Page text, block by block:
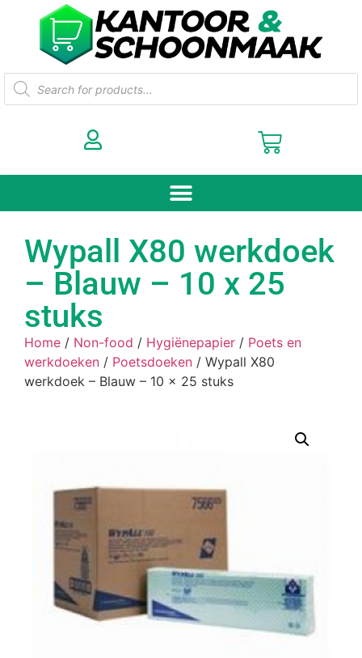
Wypall X80 werkdoek
– Blauw – 10 x 25
stuks
Home / Non-food / Hygiënepapier / Poets en
werkdoeken / Poetsdoeken / Wypall X80
werkdoek – Blauw – 10 x 25 stuks